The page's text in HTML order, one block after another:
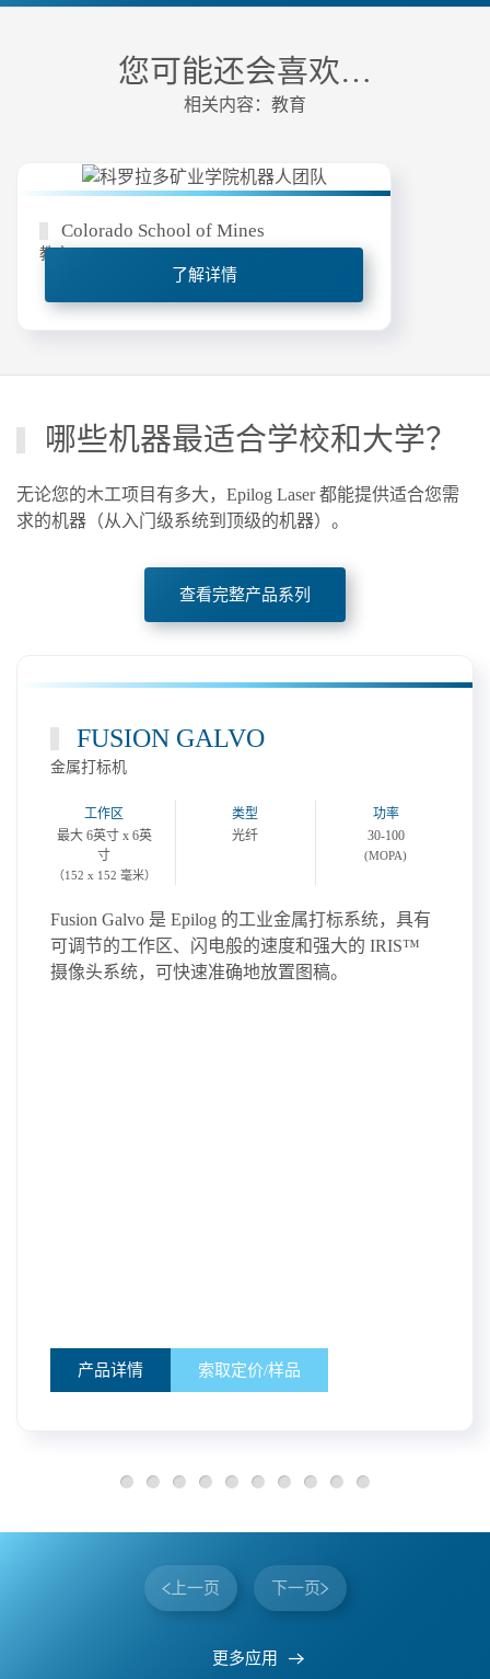
您可能还会喜欢…
相关内容：教育
Colorado School of Mines
教育
了解详情
哪些机器最适合学校和大学？
无论您的木工项目有多大，Epilog Laser 都能提供适合您需
求的机器（从入门级系统到顶级的机器）。
查看完整产品系列
产品详情 索取定价/样品
上一页 下一页
更多应用